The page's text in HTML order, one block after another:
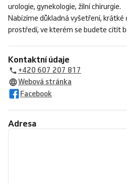
urologie, gynekologie, žilní chirurgie.
Nabízíme důkladná vyšetření,
prostředí, ve kterém se budete cítit
Kontaktní údaje
+420 607 207 817
Webová stránka
Facebook
Adresa